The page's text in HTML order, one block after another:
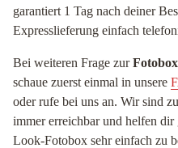
garantiert 1 Tag nach deiner
Expresslieferung einfach
Bei weiteren Frage zur
schaue zuerst einmal in unsere
oder rufe bei uns an. Wir sind
immer erreichbar und helfen
Look-Fotobox sehr einfach zu